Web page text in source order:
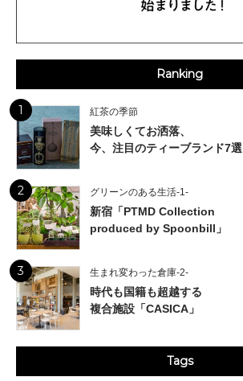
Ranking
1 紅茶の季節
美味しくてお洒落、
今、注目のティーブランド7選
2 グリーンのある生活-1-
新宿「PTMD Collection
produced by Spoonbill」
3 生まれ変わった倉庫-2-
時代も国籍も超越する
複合施設「CASICA」
Tags